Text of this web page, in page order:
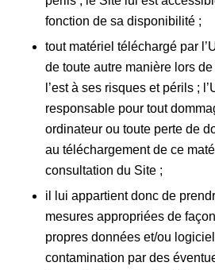
fonction de sa disponibilité ;
tout matériel téléchargé par
de toute autre manière lors
l’est à ses risques et périls ;
responsable pour tout
ordinateur ou toute perte de
au téléchargement de ce
consultation du Site ;
il lui appartient donc de
mesures appropriées de
propres données et/ou
contamination par des